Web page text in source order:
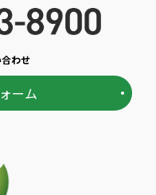
わせ
ーム